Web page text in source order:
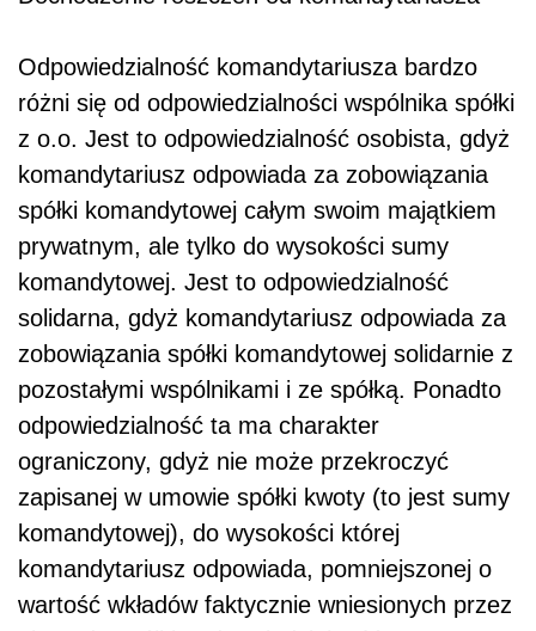
Odpowiedzialność komandytariusza bardzo
różni się od odpowiedzialności wspólnika spółki
z o.o. Jest to odpowiedzialność osobista, gdyż
komandytariusz odpowiada za zobowiązania
spółki komandytowej całym swoim majątkiem
prywatnym, ale tylko do wysokości sumy
komandytowej. Jest to odpowiedzialność
solidarna, gdyż komandytariusz odpowiada za
zobowiązania spółki komandytowej solidarnie z
pozostałymi wspólnikami i ze spółką. Ponadto
odpowiedzialność ta ma charakter
ograniczony, gdyż nie może przekroczyć
zapisanej w umowie spółki kwoty (to jest sumy
komandytowej), do wysokości której
komandytariusz odpowiada, pomniejszonej o
wartość wkładów faktycznie wniesionych przez